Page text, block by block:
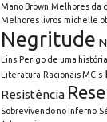
Mano Brown Melhores da
Melhores livros michelle
Negritude
Lins Perigo de uma
Literatura Racionais MC's
Resistência
Sobrevivendo no Inferno